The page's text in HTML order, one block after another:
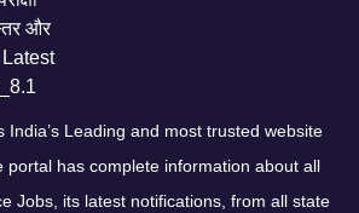
India’s Leading and most trusted website
portal has complete information about all
Jobs, its latest notifications, from all state